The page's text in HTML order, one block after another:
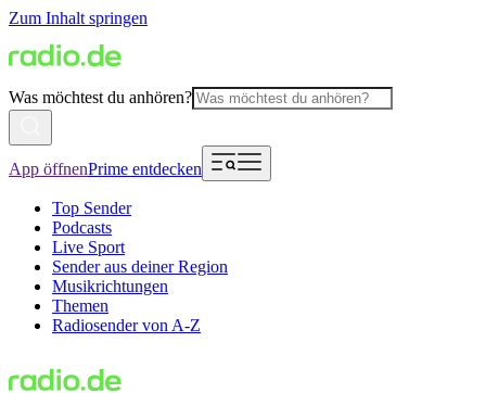
Zum Inhalt springen
Was möchtest du anhören?
App öffnenPrime entdecken
Top Sender
Podcasts
Live Sport
Sender aus deiner Region
Musikrichtungen
Themen
Radiosender von A-Z